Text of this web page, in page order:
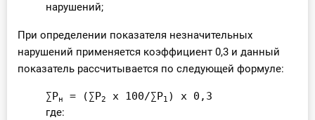
нарушений;
При определении показателя незначительных
нарушений применяется коэффициент 0,3 и данный
показатель рассчитывается по следующей формуле:
∑Рн = (∑Р2 х 100/∑Р1 ) х 0,3
где: